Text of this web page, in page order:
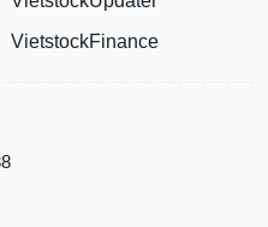
VietstockFinance